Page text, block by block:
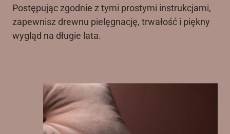
Postępując zgodnie z tymi prostymi instrukcjami,
zapewnisz drewnu pielęgnację, trwałość i piękny
wygląd na długie lata.